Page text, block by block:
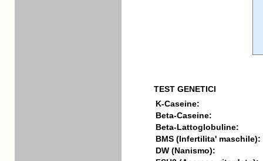
TEST GENETICI
K-Caseine:
Beta-Caseine:
Beta-Lattoglobuline:
BMS (Infertilita' maschile):
DW (Nanismo):